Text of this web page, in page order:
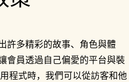
許多精彩的故事、角色與體
會員透過自己偏愛的平台與裝
程式時，我們可以從訪客和他